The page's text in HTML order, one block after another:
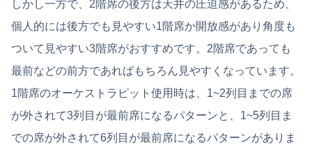
しかし一方で、2階席の後方は天井の圧迫感があるため、
個人的には後方でも見やすい1階席か開放感があり角度も
ついて見やすい3階席がおすすめです。2階席であっても
最前などの前方であればもちろん見やすくなっています。
1階席のオーケストラピット使用時は、1~2列目までの席
が外されて3列目が最前席になるパターンと、1~5列目ま
での席が外されて6列目が最前席になるパターンがありま